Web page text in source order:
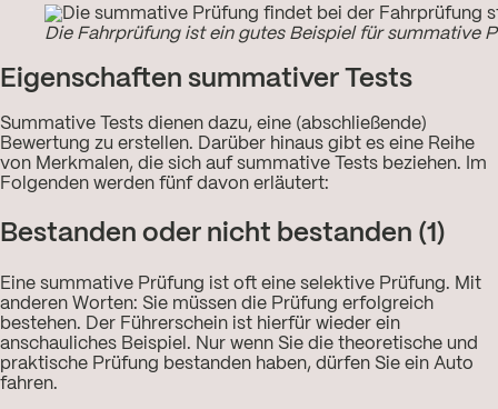
Die Fahrprüfung ist ein gutes Beispiel für summative
Eigenschaften summativer Tests
Summative Tests dienen dazu, eine (abschließende)
Bewertung zu erstellen. Darüber hinaus gibt es eine Reihe
von Merkmalen, die sich auf summative Tests beziehen. Im
Folgenden werden fünf davon erläutert:
Bestanden oder nicht bestanden (1)
Eine summative Prüfung ist oft eine selektive Prüfung. Mit
anderen Worten: Sie müssen die Prüfung erfolgreich
bestehen. Der Führerschein ist hierfür wieder ein
anschauliches Beispiel. Nur wenn Sie die theoretische und
praktische Prüfung bestanden haben, dürfen Sie ein Auto
fahren.